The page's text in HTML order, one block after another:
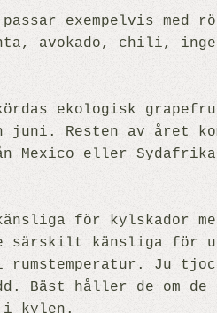
exempelvis med
avokado, chili,
ekologisk
juni. Resten av året
Mexico eller
för kylskador
särskilt känsliga för
Ju
Bäst håller de om
i kylen.